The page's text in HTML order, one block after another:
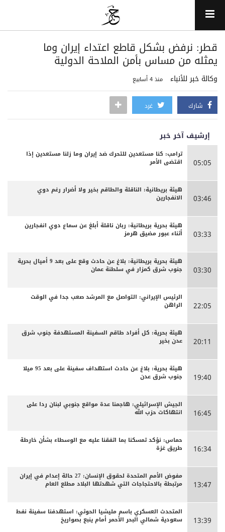
قطر: نرفض بشكل قاطع اعتداء إيران وما
يمثله من مساس بأمن الملاحة الدولية
وكالة خبر للأنباء منذ 4 أسابيع
شارك غرد
إرشيف آخر خبر
05:05
ترامب: كنا مستعدين للتحرك ضد إيران وما زلنا مستعدين إذا
اقتضى الأمر
03:46
هيئة بريطانية: الناقلة والطاقم بخير ولا أضرار رغم دوي
الانفجارين
03:33
هيئة بحرية بريطانية: ربان ناقلة أبلغ عن سماع دوي انفجارين
أثناء عبور مضيق هرمز
03:30
هيئة بحرية بريطانية: بلاغ عن حادث وقع على بعد 9 أميال بحرية
جنوب شرق كمزار في سلطنة عمان
22:05
الرئيس الإيراني: التواصل مع المرشد صعب جدا في الوقت
الراهن
20:11
هيئة بحرية: كل أفراد طاقم السفينة المستهدفة جنوب شرق
عدن بخير
19:40
هيئة بحرية: بلاغ عن حادث استهداف سفينة على بعد 95 ميلا
جنوب شرق عدن
16:45
الجيش الإسرائيلي: هاجمنا عدة مواقع جنوبي لبنان ردا على
انتهاكات حزب الله
16:34
حماس: نؤكد تمسكنا بما اتفقنا عليه مع الوسطاء بشأن خارطة
طريق غزة
13:47
مفوض الأمم المتحدة لحقوق الإنسان: 27 حالة إعدام في إيران
مرتبطة بالاحتجاجات التي شهدتها البلاد مطلع العام
13:39
المتحدث العسكري باسم مليشيا الحوثي: استهدفنا سفينة نفط
سعودية شمالي البحر الأحمر أمام ينبع بصواريخ